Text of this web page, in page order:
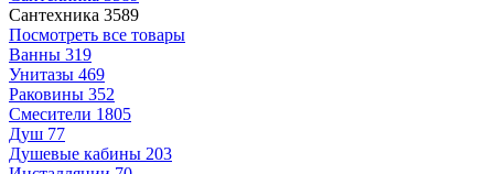
Сантехника 3589
Посмотреть все товары
Ванны 319
Унитазы 469
Раковины 352
Смесители 1805
Душ 77
Душевые кабины 203